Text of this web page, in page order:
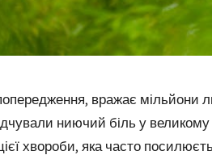
вражає мільйони
ниючий біль у
хвороби, яка часто